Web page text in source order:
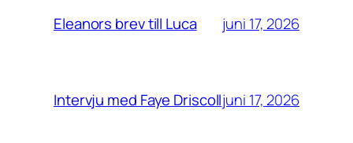
Eleanors brev till Luca juni 17, 2026
Intervju med Faye Driscolljuni 17, 2026